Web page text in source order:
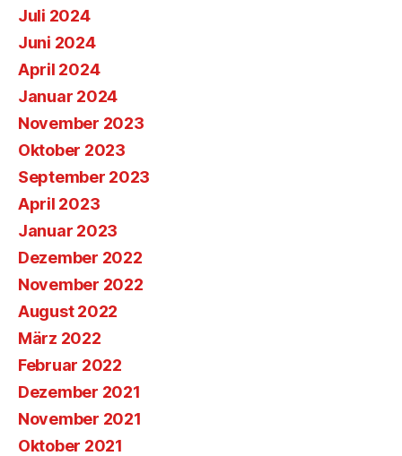
Juli 2024
Juni 2024
April 2024
Januar 2024
November 2023
Oktober 2023
September 2023
April 2023
Januar 2023
Dezember 2022
November 2022
August 2022
März 2022
Februar 2022
Dezember 2021
November 2021
Oktober 2021